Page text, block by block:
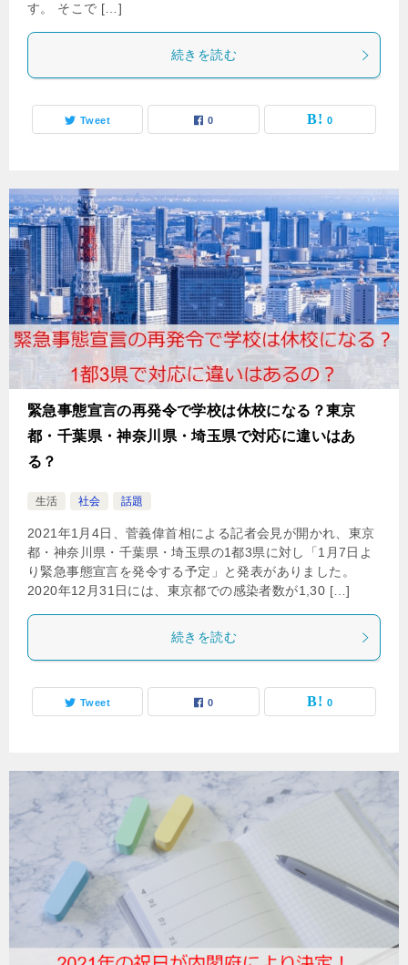
す。 そこで […]
続きを読む
Tweet 0 0
緊急事態宣言の再発令で学校は休校になる？東京
都・千葉県・神奈川県・埼玉県で対応に違いはあ
る？
生活 社会 話題
2021年1月4日、菅義偉首相による記者会見が開かれ、東京
都・神奈川県・千葉県・埼玉県の1都3県に対し「1月7日よ
り緊急事態宣言を発令する予定」と発表がありました。
2020年12月31日には、東京都での感染者数が1,30 […]
続きを読む
Tweet 0 0